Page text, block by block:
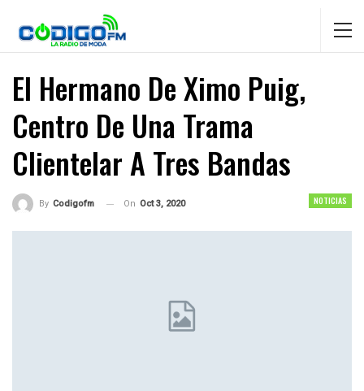
El Hermano De Ximo Puig,
Centro De Una Trama
Clientelar A Tres Bandas
NOTICIAS
By Codigofm On Oct 3, 2020